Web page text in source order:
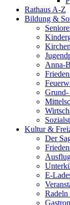
Rathaus A-Z
Bildung &
Kirchen
Anna-
Grund-
Kultur &
Der
E-
Radeln